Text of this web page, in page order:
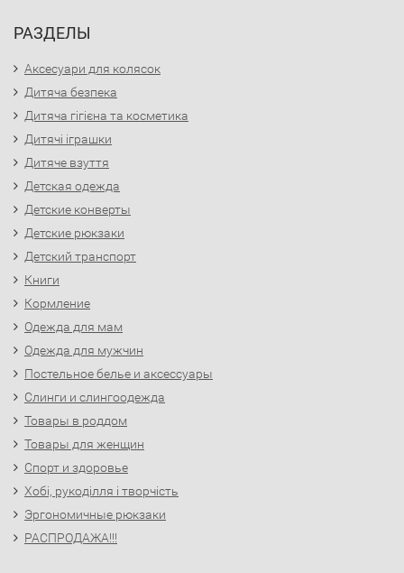
РАЗДЕЛЫ
Аксесуари для колясок
Дитяча безпека
Дитяча гігієна та косметика
Дитячі іграшки
Дитяче взуття
Детская одежда
Детские конверты
Детские рюкзаки
Детский транспорт
Книги
Кормление
Одежда для мам
Одежда для мужчин
Постельное белье и аксессуары
Слинги и слингоодежда
Товары в роддом
Товары для женщин
Спорт и здоровье
Хобі, рукоділля і творчість
Эргономичные рюкзаки
РАСПРОДАЖА!!!